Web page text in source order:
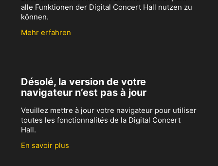
alle Funktionen der Digital Concert Hall nutzen zu
können.
Mehr erfahren
Désolé, la version de votre
navigateur n’est pas à jour
Veuillez mettre à jour votre navigateur pour utiliser
toutes les fonctionnalités de la Digital Concert
Hall.
En savoir plus